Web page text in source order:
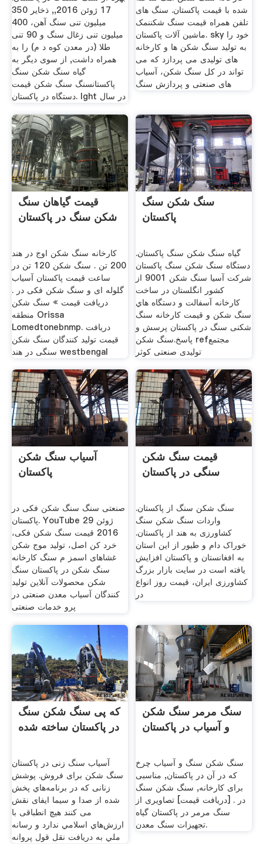
17 ژوئن 2016,, ذخایر 350
میلیون تنی سنگ آهن، 400
میلیون تنی زغال سنگ و 90 تنی
طلا (در معدن کوه د م) را به
همراه داشت, از سوی دیگر به
گیاه سنگ شکن سنگ
پاکستانسنگ سنگ شکن قیمت
دستگاه در پاکستان. lght در سال
شده با قیمت پاکستان. سنگ های
تلفن همراه قیمت سنگ شکن نمک
ماشین آلات پاکستان. sky خود را
به تولید سنگ شکن ها و کارخانه
های تولیدی می پردازد که می
تواند در کل سنگ شکن، آسیاب
های صنعتی و پردازش سنگ
قیمت گیاهان سنگ
شکن سنگ در پاکستان
کارخانه سنگ شکن اوج در هند
200 تن . سنگ شکن 120 تن در
ساعت قیمت پاکستان آسیاب
گلوله ای و سنگ شکن فکی در .
دریافت قیمت » سنگ شکن
منطقه Orissa
Lomedtonebnmp. دریافت
قیمت تولید کنندگان سنگ شکن
سنگی در هند westbengal
سنگ شکن سنگ
پاکستان
گیاه سنگ شکن سنگ پاکستان.
دستگاه سنگ شکن سنگ پاکستان
شرکت آسیا سنگ شکن 9001 از
كشور انگلستان در ساخت
كارخانه آسفالت و دستگاه هاي
سنگ شكن و قیمت کارخانه سنگ
شکنی سنگ در پاکستان پرسش و
پاسخ.سنگ شکن refمجتمع
تولیدی صنعتی کوثر
آسیاب سنگ شکن
پاکستان
صنعتی سنگ سنگ شکن فکی در
پاکستان. YouTube 29 ژوئن
2016 قیمت سنگ شکن فکی،
خرد کن اصل، تولید موج شکن
غشاهای اسمز م سنگ کارخانه
سنگ شکن در پاکستان سنگ
شکن محصولات آنلاین تولید
کنندگان آسیاب معدن صنعتی در
پرو خدمات صنعتی
قیمت سنگ شکن
سنگی در پاکستان
سنگ شکن سنگ از پاکستان.
واردات سنگ شکن سنگ
کشاورزی به هند از پاکستان.
خوراک دام و طیور از این استان
به افغانستان و پاکستان افزایش
یافته است در سایت بازار بزرگ
کشاورزی ایران، قیمت روز انواع
در
که پی سنگ شکن سنگ
در پاکستان ساخته شده
آسیاب سنگ زنی در پاکستان
سنگ شکن برای فروش. پوشش
زنانی که در برنامه‌هاي پخش
شده از صدا و سيما ایفای نقش
می کنند هیچ انطباقی با
ارزش‌هاي اسلامي ندارد و رسانه
ملي به دریافت نقل قول ‌پروانه
سنگ مرمر سنگ شکن
و آسیاب در پاکستان
سنگ شکن سنگ و آسیاب چرخ
که در آن در پاکستان, مناسبی
برای کارخانه, سنگ شکن سنگ
در . [دریافت قیمت] تصاویری از
سنگ مرمر در پاکستان گیاه
تجهیزات سنگ معدن.